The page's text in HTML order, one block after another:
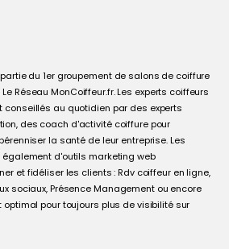
du 1er groupement de salons de coiffure
Réseau MonCoiffeur.fr. Les experts coiffeurs
conseillés au quotidien par des experts
des coach d'activité coiffure pour
la santé de leur entreprise. Les
également d'outils marketing web
et fidéliser les clients : Rdv coiffeur en ligne,
sociaux, Présence Management ou encore
optimal pour toujours plus de visibilité sur